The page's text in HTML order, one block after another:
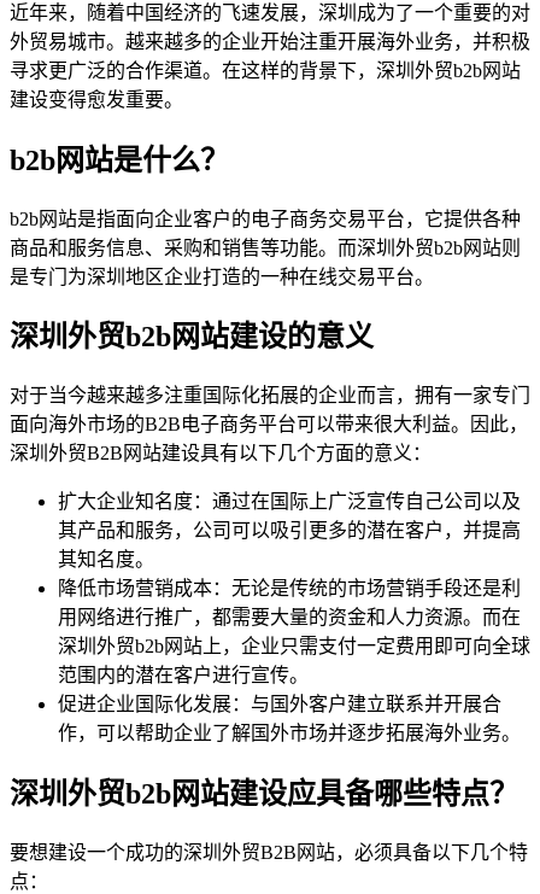
近年来，随着中国经济的飞速发展，深圳成为了一个重要的对
外贸易城市。越来越多的企业开始注重开展海外业务，并积极
寻求更广泛的合作渠道。在这样的背景下，深圳外贸b2b网站
建设变得愈发重要。
b2b网站是什么？
b2b网站是指面向企业客户的电子商务交易平台，它提供各种
商品和服务信息、采购和销售等功能。而深圳外贸b2b网站则
是专门为深圳地区企业打造的一种在线交易平台。
深圳外贸b2b网站建设的意义
对于当今越来越多注重国际化拓展的企业而言，拥有一家专门
面向海外市场的B2B电子商务平台可以带来很大利益。因此，
深圳外贸B2B网站建设具有以下几个方面的意义：
扩大企业知名度：通过在国际上广泛宣传自己公司以及
其产品和服务，公司可以吸引更多的潜在客户，并提高
其知名度。
降低市场营销成本：无论是传统的市场营销手段还是利
用网络进行推广，都需要大量的资金和人力资源。而在
深圳外贸b2b网站上，企业只需支付一定费用即可向全球
范围内的潜在客户进行宣传。
促进企业国际化发展：与国外客户建立联系并开展合
作，可以帮助企业了解国外市场并逐步拓展海外业务。
深圳外贸b2b网站建设应具备哪些特点？
要想建设一个成功的深圳外贸B2B网站，必须具备以下几个特
点：